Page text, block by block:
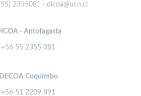
2355081 · dicoa@ucn.cl
- Antofagasta
+56 55 2355 081
DECOA Coquimbo
+56 51 2209 891